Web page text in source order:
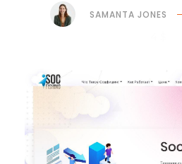
SAMANTA JONES